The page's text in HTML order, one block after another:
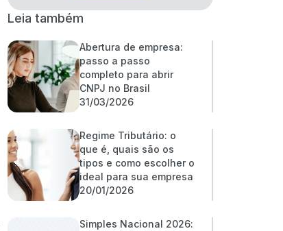
Leia também
Abertura de empresa:
passo a passo
completo para abrir
CNPJ no Brasil
31/03/2026
Regime Tributário: o
que é, quais são os
tipos e como escolher o
ideal para sua empresa
20/01/2026
Simples Nacional 2026: